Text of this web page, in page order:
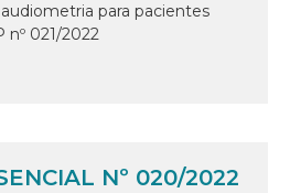
para pacientes
nº 021/2022
Nº 020/2022